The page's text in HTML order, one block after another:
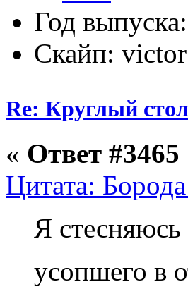
Год
Скайп:
Re: Круглый стол
« Ответ #3465
Цитата:
Я стесняюсь
усопшего в